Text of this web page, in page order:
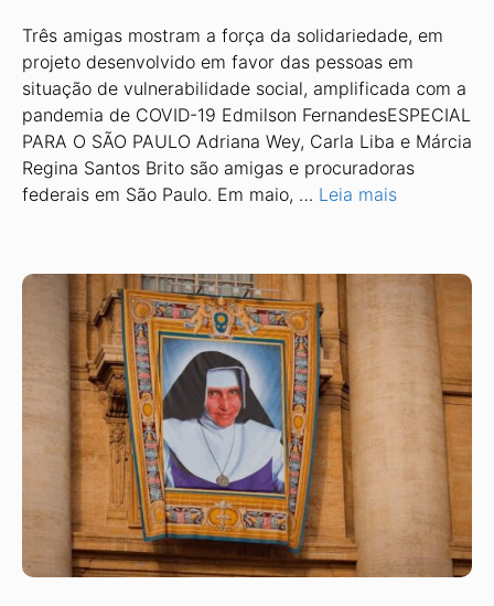
Três amigas mostram a força da solidariedade, em
projeto desenvolvido em favor das pessoas em
situação de vulnerabilidade social, amplificada com a
pandemia de COVID-19 Edmilson FernandesESPECIAL
PARA O SÃO PAULO Adriana Wey, Carla Liba e Márcia
Regina Santos Brito são amigas e procuradoras
federais em São Paulo. Em maio, … Leia mais